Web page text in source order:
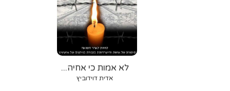
לא אמות כי אחיה...
אדית דוידוביץ